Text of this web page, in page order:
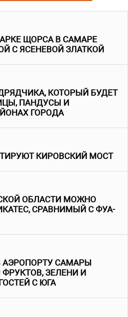
ЩОРСА В САМАРЕ
С ЯСЕНЕВОЙ ЗЛАТКОЙ
КОТОРЫЙ БУДЕТ
ПАНДУСЫ И
ГОРОДА
КИРОВСКИЙ МОСТ
ОБЛАСТИ МОЖНО
СРАВНИМЫЙ С ФУА-
АЭРОПОРТУ САМАРЫ
ЗЕЛЕНИ И
С ЮГА